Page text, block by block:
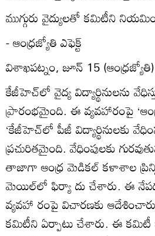
ముగ్గురు వైద్యులతో కమిటీని
- ఆంధ్రజ్యోతి ఎఫెక్ట్‌
విశాఖపట్నం, జూన్‌ 15
కేజీహెచ్‌లో వైద్య విద్యార్థినులను
ప్రారంభమైంది. ఈ వ్యవహారంపై
‘కేజీహెచ్‌లో పీజీ విద్యార్థినులకు
ప్రచురితమైంది. వేధింపులకు
తాజాగా ఆంధ్ర మెడికల్‌ కళాశాల
మెయిల్‌లో ఫిర్యా దు చేశారు. ఈ
వ్యవహా రంపై విచారణకు ఆదేశించారు.
కమిటీని ఏర్పాటు చేశారు. ఈ